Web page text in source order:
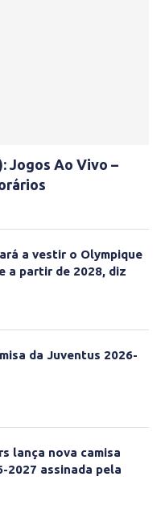
Jogos Ao Vivo –
a vestir o Olympique
a partir de 2028, diz
da Juventus 2026-
lança nova camisa
2027 assinada pela